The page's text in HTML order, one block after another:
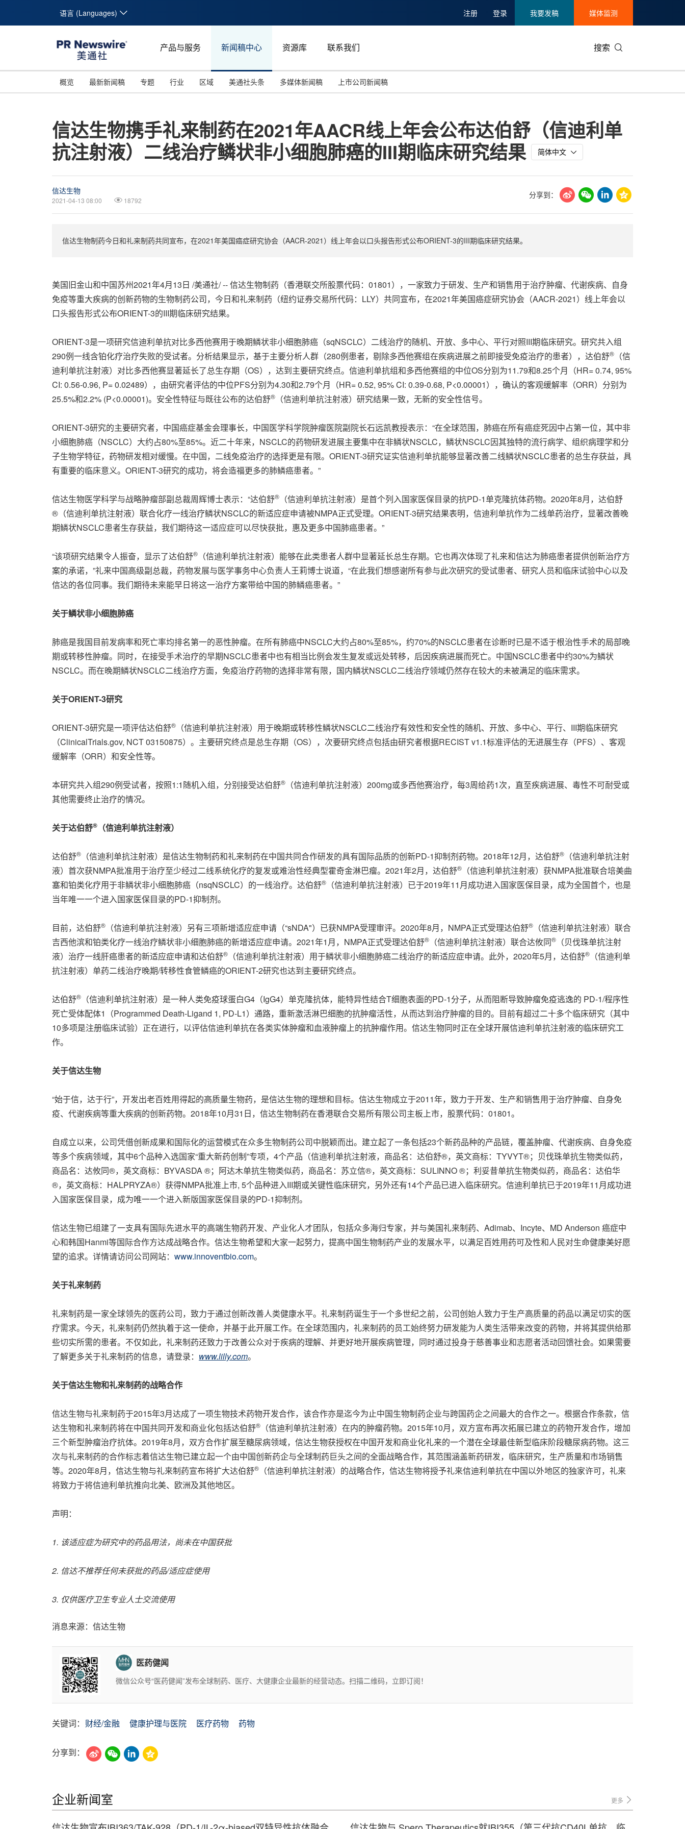
语言 (Languages) 注册 登录 我要发稿 媒体监测
产品与服务 新闻稿中心 资源库 联系我们 搜索
概览 最新新闻稿 专题
投资并购
碳中和
世界移动通信大会
新质生产力
人工智能
美国临床肿瘤学会(ASCO)
行业
能源化工与环保
娱乐时尚与艺术
教育与人力资源
健康与医疗制药
体育
通信业
区域
马来西亚
新加坡
澳大利亚
美通社头条 多媒体新闻稿 上市公司新闻稿
信达生物携手礼来制药在2021年AACR线上年会公布达伯舒（信迪利单
抗注射液）二线治疗鳞状非小细胞肺癌的III期临床研究结果
简体中文
信达生物
2021-04-13 08:00 18792
分享到：
信达生物制药今日和礼来制药共同宣布，在2021年美国癌症研究协会（AACR-2021）线上年会以口头报告形式公布ORIENT-3的III期临床研究结果。
美国旧金山和中国苏州2021年4月13日 /美通社/ -- 信达生物制药（香港联交所股票代码：01801），一家致力于研发、生产和销售用于治疗肿瘤、代谢疾病、自身
免疫等重大疾病的创新药物的生物制药公司，今日和礼来制药（纽约证券交易所代码：LLY）共同宣布，在2021年美国癌症研究协会（AACR-2021）线上年会以
口头报告形式公布ORIENT-3的III期临床研究结果。
ORIENT-3是一项研究信迪利单抗对比多西他赛用于晚期鳞状非小细胞肺癌（sqNSCLC）二线治疗的随机、开放、多中心、平行对照III期临床研究。研究共入组
290例一线含铂化疗治疗失败的受试者。分析结果显示，基于主要分析人群（280例患者，剔除多西他赛组在疾病进展之前即接受免疫治疗的患者），达伯舒®
（信
迪利单抗注射液）对比多西他赛显著延长了总生存期（OS），达到主要研究终点。信迪利单抗组和多西他赛组的中位OS分别为11.79和8.25个月（HR= 0.74, 95%
CI: 0.56-0.96, P= 0.02489），由研究者评估的中位PFS分别为4.30和2.79个月（HR= 0.52, 95% CI: 0.39-0.68, P<0.00001），确认的客观缓解率（ORR）分别为
25.5%和2.2% (P<0.00001)。安全性特征与既往公布的达伯舒® （信迪利单抗注射液）研究结果一致，无新的安全性信号。
ORIENT-3研究的主要研究者，中国癌症基金会理事长，中国医学科学院肿瘤医院副院长石远凯教授表示：“在全球范围，肺癌在所有癌症死因中占第一位，其中非
小细胞肺癌（NSCLC）大约占80%至85%。近二十年来，NSCLC的药物研发进展主要集中在非鳞状NSCLC，鳞状NSCLC因其独特的流行病学、组织病理学和分
子生物学特征，药物研发相对缓慢。在中国，二线免疫治疗的选择更是有限。ORIENT-3研究证实信迪利单抗能够显著改善二线鳞状NSCLC患者的总生存获益，具
有重要的临床意义。ORIENT-3研究的成功，将会造福更多的肺鳞癌患者。”
信达生物医学科学与战略肿瘤部副总裁周辉博士表示：“达伯舒®
（信迪利单抗注射液）是首个列入国家医保目录的抗PD-1单克隆抗体药物。2020年8月，达伯舒
®（信迪利单抗注射液）联合化疗一线治疗鳞状NSCLC的新适应症申请被NMPA正式受理。ORIENT-3研究结果表明，信迪利单抗作为二线单药治疗，显著改善晚
期鳞状NSCLC患者生存获益，我们期待这一适应症可以尽快获批，惠及更多中国肺癌患者。”
“该项研究结果令人振奋，显示了达伯舒®
（信迪利单抗注射液）能够在此类患者人群中显著延长总生存期。它也再次体现了礼来和信达为肺癌患者提供创新治疗方
案的承诺，”礼来中国高级副总裁，药物发展与医学事务中心负责人王莉博士说道，“在此我们想感谢所有参与此次研究的受试患者、研究人员和临床试验中心以及
信达的各位同事。我们期待未来能早日将这一治疗方案带给中国的肺鳞癌患者。”
关于鳞状非小细胞肺癌
肺癌是我国目前发病率和死亡率均排名第一的恶性肿瘤。在所有肺癌中NSCLC大约占80%至85%，约70%的NSCLC患者在诊断时已是不适于根治性手术的局部晚
期或转移性肿瘤。同时，在接受手术治疗的早期NSCLC患者中也有相当比例会发生复发或远处转移，后因疾病进展而死亡。中国NSCLC患者中约30%为鳞状
NSCLC。而在晚期鳞状NSCLC二线治疗方面，免疫治疗药物的选择非常有限，国内鳞状NSCLC二线治疗领域仍然存在较大的未被满足的临床需求。
关于ORIENT-3研究
ORIENT-3研究是一项评估达伯舒®
（信迪利单抗注射液）用于晚期或转移性鳞状NSCLC二线治疗有效性和安全性的随机、开放、多中心、平行、III期临床研究
（ClinicalTrials.gov, NCT 03150875）。主要研究终点是总生存期（OS），次要研究终点包括由研究者根据RECIST v1.1标准评估的无进展生存（PFS）、客观
缓解率（ORR）和安全性等。
本研究共入组290例受试者，按照1:1随机入组，分别接受达伯舒®
（信迪利单抗注射液）200mg或多西他赛治疗，每3周给药1次，直至疾病进展、毒性不可耐受或
其他需要终止治疗的情况。
关于达伯舒® （信迪利单抗注射液）
达伯舒® （信迪利单抗注射液）是信达生物制药和礼来制药在中国共同合作研发的具有国际品质的创新PD-1抑制剂药物。2018年12月，达伯舒®
（信迪利单抗注射
液）首次获NMPA批准用于治疗至少经过二线系统化疗的复发或难治性经典型霍奇金淋巴瘤。2021年2月，达伯舒®
（信迪利单抗注射液）获NMPA批准联合培美曲
塞和铂类化疗用于非鳞状非小细胞肺癌（nsqNSCLC）的一线治疗。达伯舒®
（信迪利单抗注射液）已于2019年11月成功进入国家医保目录，成为全国首个，也是
当年唯一一个进入国家医保目录的PD-1抑制剂。
目前，达伯舒® （信迪利单抗注射液）另有三项新增适应症申请（“sNDA"）已获NMPA受理审评。2020年8月，NMPA正式受理达伯舒®
（信迪利单抗注射液）联合
吉西他滨和铂类化疗一线治疗鳞状非小细胞肺癌的新增适应症申请。2021年1月，NMPA正式受理达伯舒® （信迪利单抗注射液）联合达攸同®
（贝伐珠单抗注射
液）治疗一线肝癌患者的新适应症申请和达伯舒® （信迪利单抗注射液）用于鳞状非小细胞肺癌二线治疗的新适应症申请。此外，2020年5月，达伯舒®
（信迪利单
抗注射液）单药二线治疗晚期/转移性食管鳞癌的ORIENT-2研究也达到主要研究终点。
达伯舒®
（信迪利单抗注射液）是一种人类免疫球蛋白G4（IgG4）单克隆抗体，能特异性结合T细胞表面的PD-1分子，从而阻断导致肿瘤免疫逃逸的 PD-1/程序性
死亡受体配体1（Programmed Death-Ligand 1, PD-L1）通路，重新激活淋巴细胞的抗肿瘤活性，从而达到治疗肿瘤的目的。目前有超过二十多个临床研究（其中
10多项是注册临床试验）正在进行，以评估信迪利单抗在各类实体肿瘤和血液肿瘤上的抗肿瘤作用。信达生物同时正在全球开展信迪利单抗注射液的临床研究工
作。
关于信达生物
“始于信，达于行”，开发出老百姓用得起的高质量生物药，是信达生物的理想和目标。信达生物成立于2011年，致力于开发、生产和销售用于治疗肿瘤、自身免
疫、代谢疾病等重大疾病的创新药物。2018年10月31日，信达生物制药在香港联合交易所有限公司主板上市，股票代码：01801。
自成立以来，公司凭借创新成果和国际化的运营模式在众多生物制药公司中脱颖而出。建立起了一条包括23个新药品种的产品链，覆盖肿瘤、代谢疾病、自身免疫
等多个疾病领域，其中6个品种入选国家“重大新药创制”专项，4个产品（信迪利单抗注射液，商品名：达伯舒®，英文商标：TYVYT®；贝伐珠单抗生物类似药，
商品名：达攸同®，英文商标：BYVASDA ®；阿达木单抗生物类似药，商品名：苏立信®，英文商标：SULINNO ®；利妥昔单抗生物类似药，商品名：达伯华
®，英文商标：HALPRYZA®）获得NMPA批准上市, 5个品种进入III期或关键性临床研究，另外还有14个产品已进入临床研究。信迪利单抗已于2019年11月成功进
入国家医保目录，成为唯一一个进入新版国家医保目录的PD-1抑制剂。
信达生物已组建了一支具有国际先进水平的高端生物药开发、产业化人才团队，包括众多海归专家，并与美国礼来制药、Adimab、Incyte、MD Anderson 癌症中
心和韩国Hanmi等国际合作方达成战略合作。信达生物希望和大家一起努力，提高中国生物制药产业的发展水平，以满足百姓用药可及性和人民对生命健康美好愿
望的追求。详情请访问公司网站： www.innoventbio.com。
关于礼来制药
礼来制药是一家全球领先的医药公司，致力于通过创新改善人类健康水平。礼来制药诞生于一个多世纪之前，公司创始人致力于生产高质量的药品以满足切实的医
疗需求。今天，礼来制药仍然执着于这一使命，并基于此开展工作。在全球范围内，礼来制药的员工始终努力研发能为人类生活带来改变的药物，并将其提供给那
些切实所需的患者。不仅如此，礼来制药还致力于改善公众对于疾病的理解、并更好地开展疾病管理，同时通过投身于慈善事业和志愿者活动回馈社会。如果需要
了解更多关于礼来制药的信息，请登录： www.lilly.com。
关于信达生物和礼来制药的战略合作
信达生物与礼来制药于2015年3月达成了一项生物技术药物开发合作，该合作亦是迄今为止中国生物制药企业与跨国药企之间最大的合作之一。根据合作条款，信
达生物和礼来制药将在中国共同开发和商业化包括达伯舒®
（信迪利单抗注射液）在内的肿瘤药物。2015年10月，双方宣布再次拓展已建立的药物开发合作，增加
三个新型肿瘤治疗抗体。2019年8月，双方合作扩展至糖尿病领域，信达生物获授权在中国开发和商业化礼来的一个潜在全球最佳新型临床阶段糖尿病药物。这三
次与礼来制药的合作标志着信达生物已建立起一个由中国创新药企与全球制药巨头之间的全面战略合作，其范围涵盖新药研发，临床研究，生产质量和市场销售
等。2020年8月，信达生物与礼来制药宣布将扩大达伯舒®
（信迪利单抗注射液）的战略合作，信达生物将授予礼来信迪利单抗在中国以外地区的独家许可，礼来
将致力于将信迪利单抗推向北美、欧洲及其他地区。
声明：
1. 该适应症为研究中的药品用法，尚未在中国获批
2. 信达不推荐任何未获批的药品/适应症使用
3. 仅供医疗卫生专业人士交流使用
消息来源：信达生物
医药健闻
微信公众号“医药健闻”发布全球制药、医疗、大健康企业最新的经营动态。扫描二维码，立即订阅！
关键词： 财经/金融 健康护理与医院 医疗药物 药物
分享到：
企业新闻室 更多